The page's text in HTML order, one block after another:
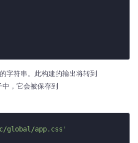
字符串。此构建的输出将转到
中，它会被保存到
global/app.css'